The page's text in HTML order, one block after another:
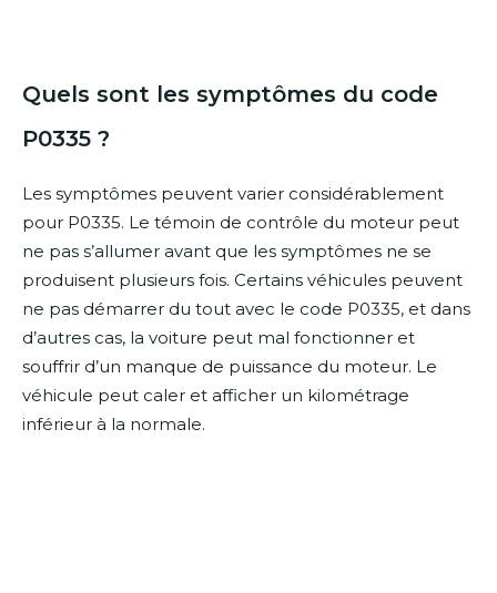
Quels sont les symptômes du code
P0335 ?
Les symptômes peuvent varier considérablement
pour P0335. Le témoin de contrôle du moteur peut
ne pas s’allumer avant que les symptômes ne se
produisent plusieurs fois. Certains véhicules peuvent
ne pas démarrer du tout avec le code P0335, et dans
d’autres cas, la voiture peut mal fonctionner et
souffrir d’un manque de puissance du moteur. Le
véhicule peut caler et afficher un kilométrage
inférieur à la normale.